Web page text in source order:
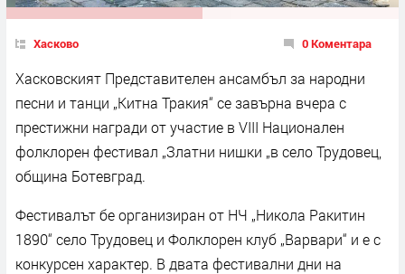
Хасково 0 Коментара
Хасковският Представителен ансамбъл за народни
песни и танци „Китна Тракия“ се завърна вчера с
престижни награди от участие в VIII Национален
фолклорен фестивал „Златни нишки „в село Трудовец,
община Ботевград.
Фестивалът бе организиран от НЧ „Никола Ракитин
1890“ село Трудовец и Фолклорен клуб „Варвари“ и е с
конкурсен характер. В двата фестивални дни на